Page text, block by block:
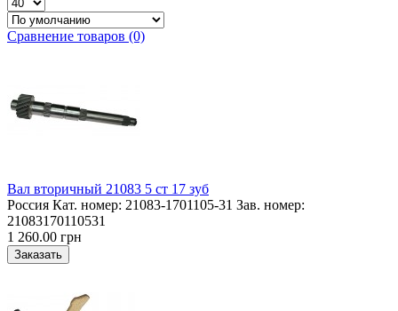
Сравнение товаров (0)
Вал вторичный 21083 5 ст 17 зуб
Россия Кат. номер: 21083-1701105-31 Зав. номер:
21083170110531
1 260.00 грн